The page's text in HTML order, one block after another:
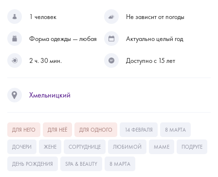
1 человек Не зависит от погоды
Форма одежды — любая Актуально целый год
2 ч. 30 мин. Доступно с 15 лет
Хмельницкий
ДЛЯ НЕГО ДЛЯ НЕЁ ДЛЯ ОДНОГО 14 ФЕВРАЛЯ 8 МАРТА
ДОЧЕРИ ЖЕНЕ СОРТУДНИЦЕ ЛЮБИМОЙ МАМЕ ПОДРУГЕ
ДЕНЬ РОЖДЕНИЯ SPA & BEAUTY 8 МАРТА